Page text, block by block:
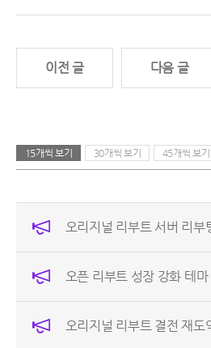
이전 글 다음 글
15개씩 보기 30개씩 보기 45개씩 보기
오리지널 리부트 서버 리부
오픈 리부트 성장 강화 테
오리지널 리부트 결전 재